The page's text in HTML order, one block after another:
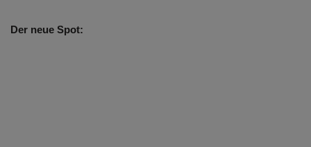
Der neue Spot: